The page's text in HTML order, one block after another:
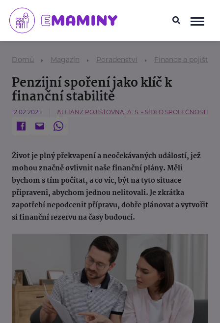
Domů Magazín Poradenství Finance a pojištění
Penzijní spoření jako klíč k
finanční stabilitě
12.02.2025 ALLIANZ POJIŠŤOVNA, A. S. - SÍDLO SPOLEČNOSTI
Život je plný překvapení a neočekávaných událostí, jež
mohou značně ovlivnit naše finanční plány. Měli
bychom s tím počítat, a co víc, být na tyto situace
připraveni, abychom jednou nelitovali. Je zkrátka
zapotřebí nepodcenit přípravu, dobře plánovat a vytvořit
si finanční rezervu na časy budoucí.